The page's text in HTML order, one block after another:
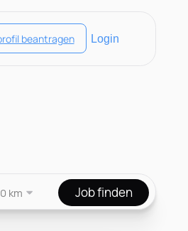
0 km Job finden